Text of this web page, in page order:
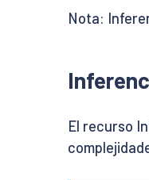
Nota:
El recurso